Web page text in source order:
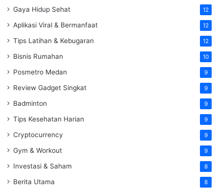
Gaya Hidup Sehat 12
Aplikasi Viral & Bermanfaat 12
Tips Latihan & Kebugaran 12
Bisnis Rumahan 10
Posmetro Medan 9
Review Gadget Singkat 9
Badminton 9
Tips Kesehatan Harian 9
Cryptocurrency 9
Gym & Workout 9
Investasi & Saham 8
Berita Utama 8